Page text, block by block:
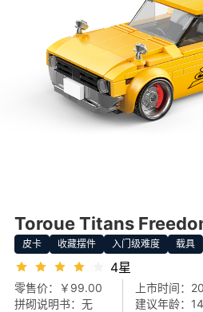
Toroue Titans
皮卡 收藏摆件 入门级难度 载具
4星
零售价：
￥99.00
拼砌说明书： 无
上市时间：
建议年龄：